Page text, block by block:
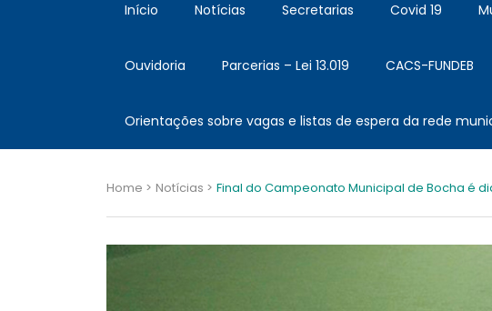
Início Notícias Secretarias Covid 19
Ouvidoria Parcerias – Lei 13.019 CACS-FUNDEB
Orientações sobre vagas e listas de espera da rede
Home > Notícias > Final do Campeonato Municipal de Bocha é